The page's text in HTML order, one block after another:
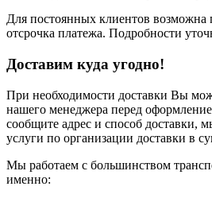
Для постоянных клиентов возможна
отсрочка платежа. Подробности
Доставим куда угодно!
При необходимости доставки Вы
нашего менеджера перед
сообщите адрес и способ доставки,
услуги по организации доставки в
Мы работаем с большинством
именно: